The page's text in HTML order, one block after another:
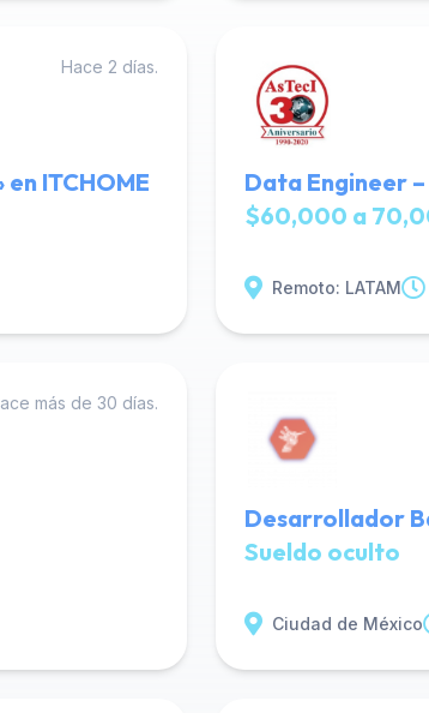
Hace 2 días.
ITCHOME
Data Engineer
$60,000 a
Remoto: LATAM
más de 30 días.
Desarrollador
Sueldo oculto
Ciudad de México